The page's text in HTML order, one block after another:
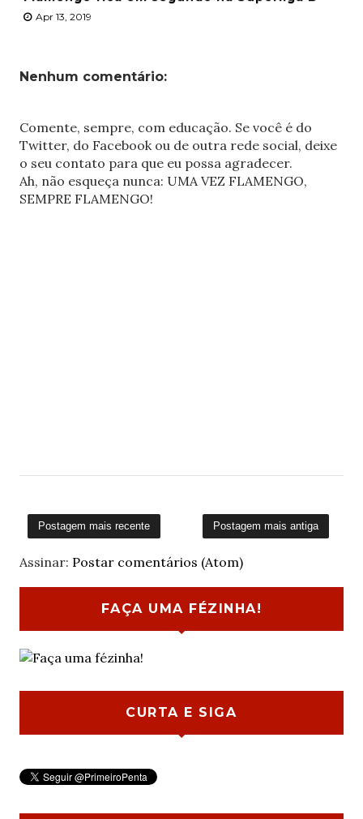
Apr 13, 2019
Nenhum comentário:
Comente, sempre, com educação. Se você é do
Twitter, do Facebook ou de outra rede social, deixe
o seu contato para que eu possa agradecer.
Ah, não esqueça nunca: UMA VEZ FLAMENGO,
SEMPRE FLAMENGO!
Postagem mais recente Postagem mais antiga
Assinar: Postar comentários (Atom)
FAÇA UMA FÉZINHA!
CURTA E SIGA